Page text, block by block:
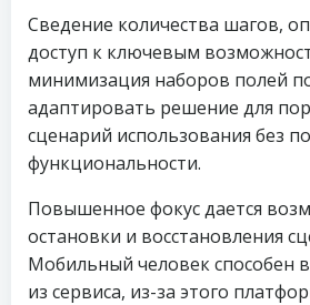
Сведение количества шагов,
доступ к ключевым
минимизация наборов полей
адаптировать решение для
сценарий использования без
функциональности.
Повышенное фокус дается
остановки и восстановления
Мобильный человек способен
из сервиса, из-за этого